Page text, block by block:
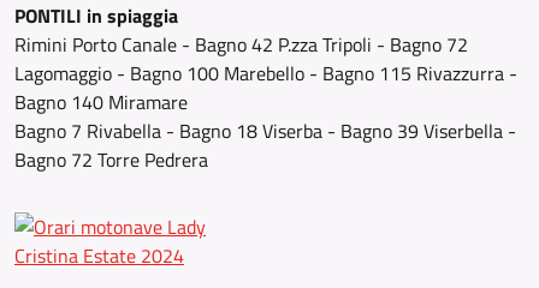
PONTILI in spiaggia
Rimini Porto Canale - Bagno 42 P.zza Tripoli - Bagno 72
Lagomaggio - Bagno 100 Marebello - Bagno 115 Rivazzurra -
Bagno 140 Miramare
Bagno 7 Rivabella - Bagno 18 Viserba - Bagno 39 Viserbella -
Bagno 72 Torre Pedrera